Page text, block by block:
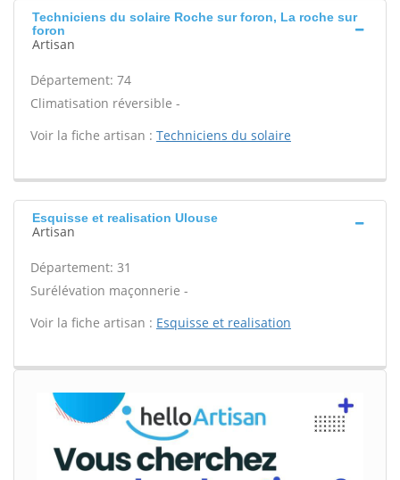
Techniciens du solaire Roche sur foron, La roche sur
foron
Artisan
Département: 74
Climatisation réversible -
Voir la fiche artisan : Techniciens du solaire
Esquisse et realisation Ulouse
Artisan
Département: 31
Surélévation maçonnerie -
Voir la fiche artisan : Esquisse et realisation